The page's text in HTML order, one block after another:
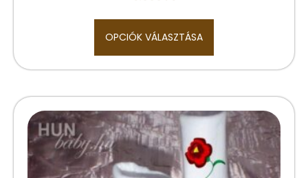
OPCIÓK VÁLASZTÁSA